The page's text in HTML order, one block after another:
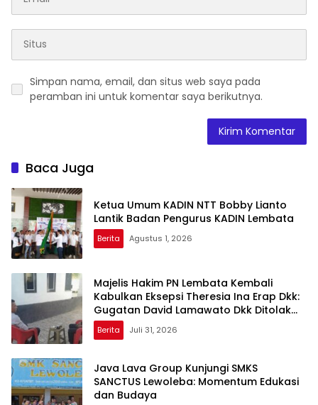
Simpan nama, email, dan situs web saya pada
peramban ini untuk komentar saya berikutnya.
Baca Juga
Ketua Umum KADIN NTT Bobby Lianto
Lantik Badan Pengurus KADIN Lembata
Berita Agustus 1, 2026
Majelis Hakim PN Lembata Kembali
Kabulkan Eksepsi Theresia Ina Erap Dkk:
Gugatan David Lamawato Dkk Ditolak
untuk Keempat Kalinya
Berita Juli 31, 2026
Java Lava Group Kunjungi SMKS
SANCTUS Lewoleba: Momentum Edukasi
dan Budaya